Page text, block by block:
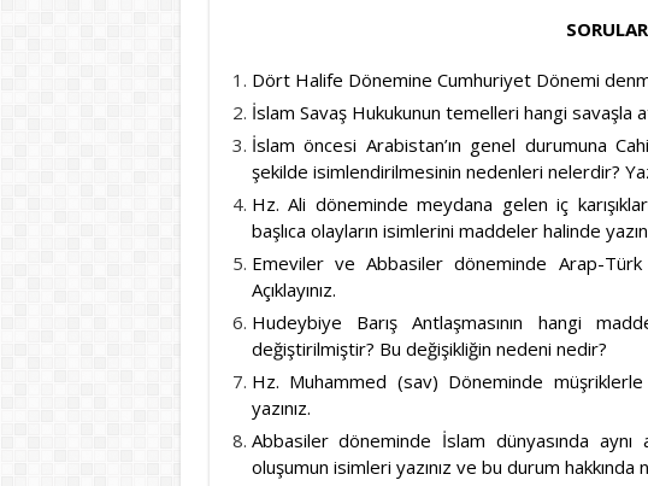
SORULAR
Dört Halife Dönemine Cumhuriyet Dönemi
İslam Savaş Hukukunun temelleri hangi savaşla
İslam öncesi Arabistan’ın genel durumuna
şekilde isimlendirilmesinin nedenleri nelerdir?
Hz. Ali döneminde meydana gelen iç
başlıca olayların isimlerini maddeler halinde
Emeviler ve Abbasiler döneminde Arap-
Açıklayınız.
Hudeybiye Barış Antlaşmasının hangi
değiştirilmiştir? Bu değişikliğin nedeni nedir?
Hz. Muhammed (sav) Döneminde müşriklerle
yazınız.
Abbasiler döneminde İslam dünyasında
oluşumun isimleri yazınız ve bu durum hakkında